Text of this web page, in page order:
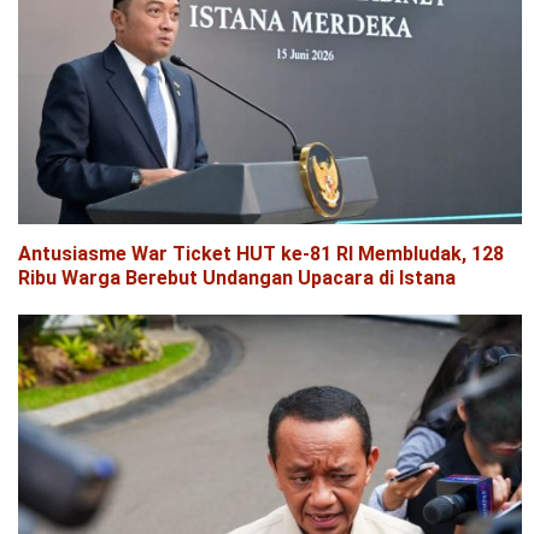
Antusiasme War Ticket HUT ke-81 RI Membludak, 128
Ribu Warga Berebut Undangan Upacara di Istana